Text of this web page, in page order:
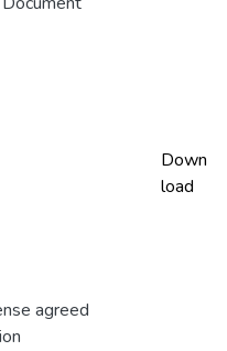
agreed
Down
load